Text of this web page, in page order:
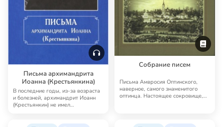
Письма архимандрита
Иоанна (Крестьянкина)
В последние годы, из-за возраста
и болезней, архимандрит Иоанн
(Крестьянкин) не имел
Собрание писем
Письма Амвросия Оптинского,
наверное, самого знаменитого
оптинца. Настоящее сокровище,